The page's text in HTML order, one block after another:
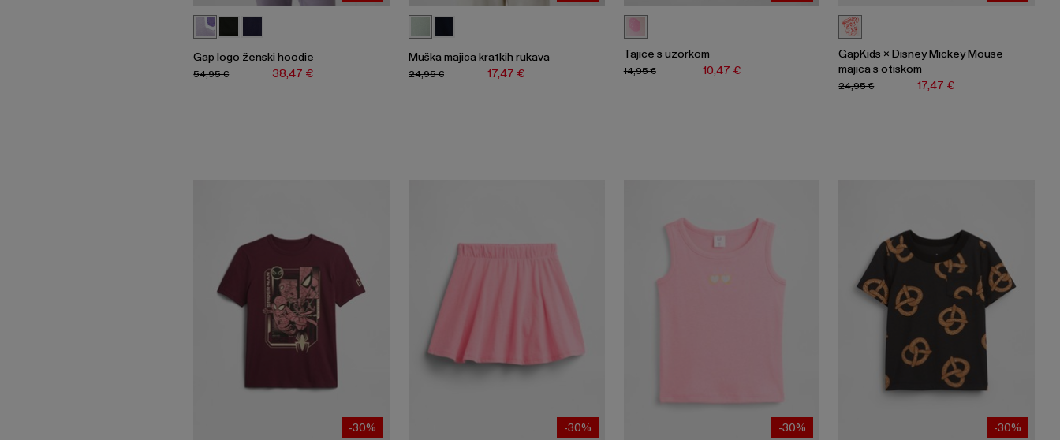
Gap logo ženski hoodie
38,47 €
54,95 €
Muška majica kratkih rukava
17,47 €
24,95 €
Tajice s uzorkom
10,47 €
14,95 €
GapKids × Disney Mickey Mouse
majica s otiskom
17,47 €
24,95 €
-30% -30% -30% -30%